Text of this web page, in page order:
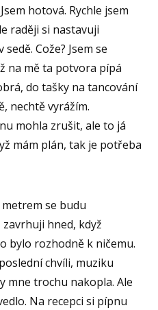
hotová. Rychle jsem
raději si nastavuji
Cože? Jsem se
na mě ta potvora pípá
do tašky na tancování
nechtě vyrážím.
mohla zrušit, ale to já
mám plán, tak je potřeba
se budu
hned, když
bylo rozhodně k ničemu.
chvíli, muziku
mne trochu nakopla. Ale
Na recepci si pípnu